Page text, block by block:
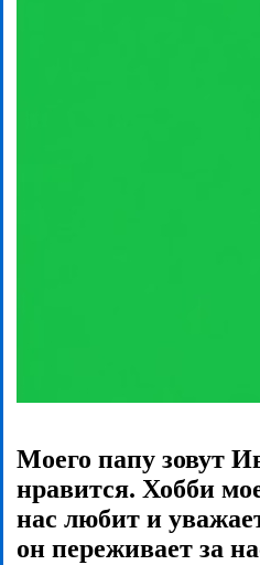
Моего папу зовут
нравится. Хобби
нас любит и
он переживает за